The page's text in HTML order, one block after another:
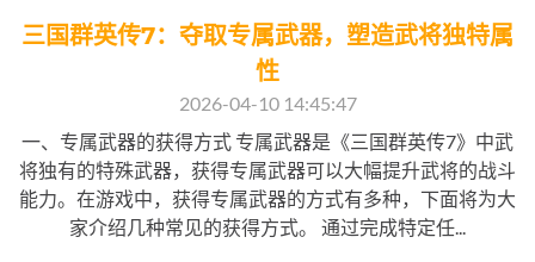
三国群英传7：夺取专属武器，塑造武将独特属
性
2026-04-10 14:45:47
一、专属武器的获得方式 专属武器是《三国群英传7》中武
将独有的特殊武器，获得专属武器可以大幅提升武将的战斗
能力。在游戏中，获得专属武器的方式有多种，下面将为大
家介绍几种常见的获得方式。 通过完成特定任...